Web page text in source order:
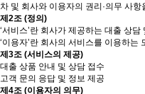
차 및 회사와 이용자의 권리·의무 사
제2조 (정의)
‘서비스’란 회사가 제공하는 대출 상
‘이용자’란 회사의 서비스를 이용하는
제3조 (서비스의 제공)
대출 상품 안내 및 상담 접수
고객 문의 응답 및 정보 제공
제4조 (이용자의 의무)